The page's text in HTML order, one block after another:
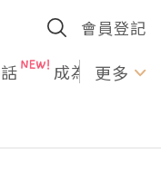
會員登記
成為U更多